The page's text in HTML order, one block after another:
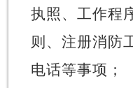
执照、工作程
则、注册消防
电话等事项；